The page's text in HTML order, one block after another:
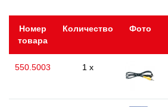
Номер
товара
Количество Фото
550.5003 1 x